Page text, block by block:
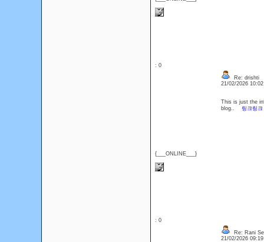
: 0
{___ONLINE___}
Re: drishti
21/02/2026
This is just the
blog..
링크링크
: 0
Re: Rani
21/02/2026